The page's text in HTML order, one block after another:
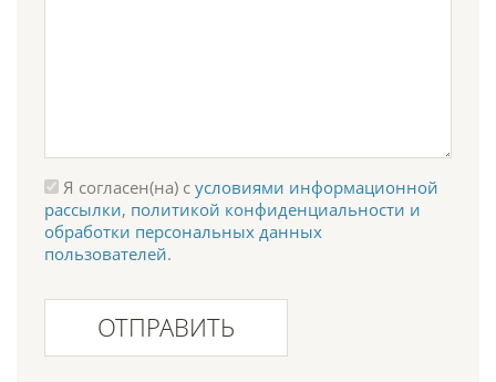
Я согласен(на) с условиями информационной
рассылки, политикой конфиденциальности и
обработки персональных данных
пользователей.
ОТПРАВИТЬ